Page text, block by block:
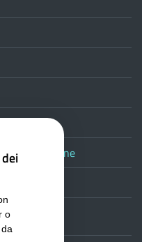
pubblicazione
o